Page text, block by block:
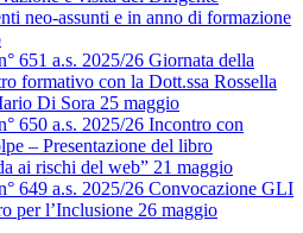
neo-assunti e in anno di formazione
651 a.s. 2025/26 Giornata della
formativo con la Dott.ssa Rossella
Di Sora 25 maggio
650 a.s. 2025/26 Incontro con
– Presentazione del libro
ai rischi del web” 21 maggio
649 a.s. 2025/26 Convocazione GLI
per l’Inclusione 26 maggio